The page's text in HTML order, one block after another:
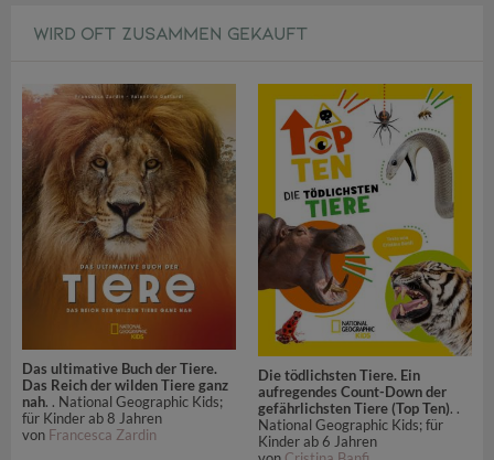
WIRD OFT ZUSAMMEN GEKAUFT
Das ultimative Buch der Tiere.
Das Reich der wilden Tiere ganz
nah. . National Geographic Kids;
für Kinder ab 8 Jahren
von Francesca Zardin
Die tödlichsten Tiere. Ein
aufregendes Count-Down der
gefährlichsten Tiere (Top Ten). .
National Geographic Kids; für
Kinder ab 6 Jahren